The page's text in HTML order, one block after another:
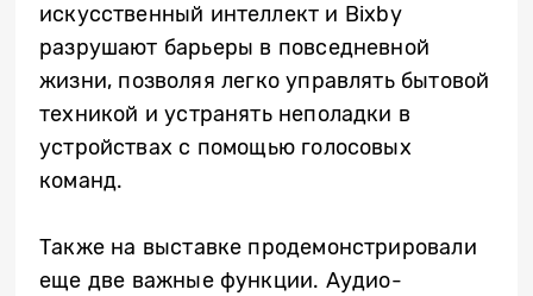
искусственный интеллект и Bixby
разрушают барьеры в повседневной
жизни, позволяя легко управлять бытовой
техникой и устранять неполадки в
устройствах с помощью голосовых
команд.
Также на выставке продемонстрировали
еще две важные функции. Аудио-